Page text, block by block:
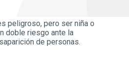
peligroso, pero ser niña o
doble riesgo ante la
de personas.